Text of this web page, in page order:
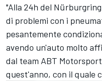
"Alla 24h del
di problemi con i
pesantemente
avendo un'auto molto
dal team ABT
quest'anno, con il quale